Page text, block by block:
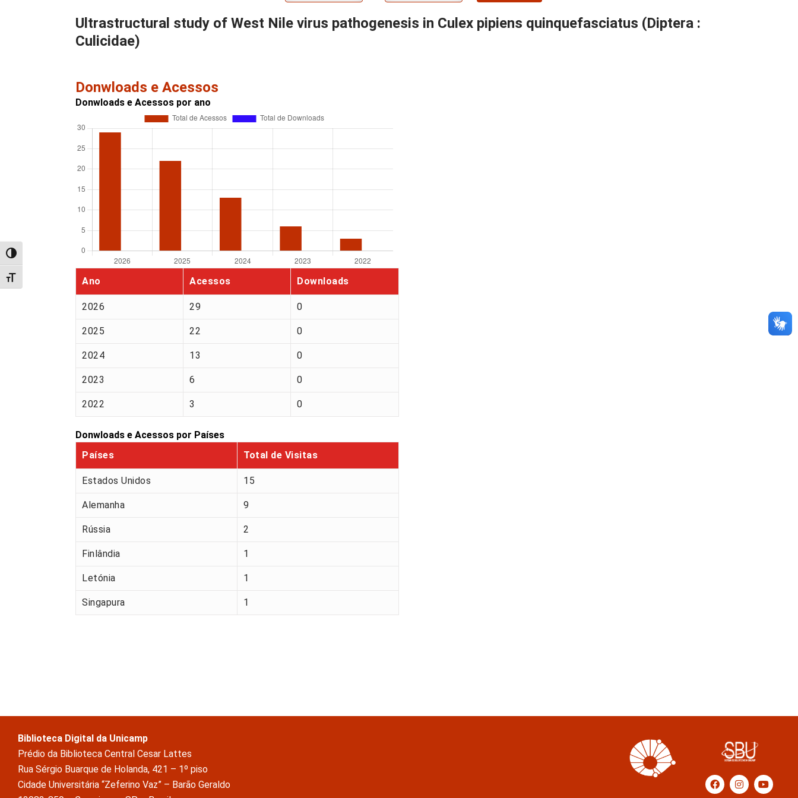
Alternar alto contraste
Alternar tamanho da fonte
Ultrastructural study of West Nile virus pathogenesis in Culex pipiens quinquefasciatus (Diptera :
Culicidae)
Donwloads e Acessos
Donwloads e Acessos por ano
Ano Acessos Downloads
2026 29 0
2025 22 0
2024 13 0
2023 6 0
2022 3 0
Donwloads e Acessos por Países
Países
Total de Visitas
Estados Unidos 15
Alemanha 9
Rússia 2
Finlândia 1
Letónia 1
Singapura 1
Biblioteca Digital da Unicamp
Prédio da Biblioteca Central Cesar Lattes
Rua Sérgio Buarque de Holanda, 421 – 1º piso
Cidade Universitária “Zeferino Vaz” – Barão Geraldo